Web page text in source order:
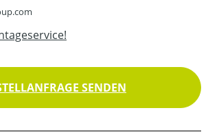
SENDEN